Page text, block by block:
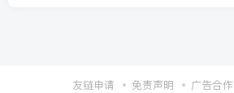
友链申请 免责声明 广告合作